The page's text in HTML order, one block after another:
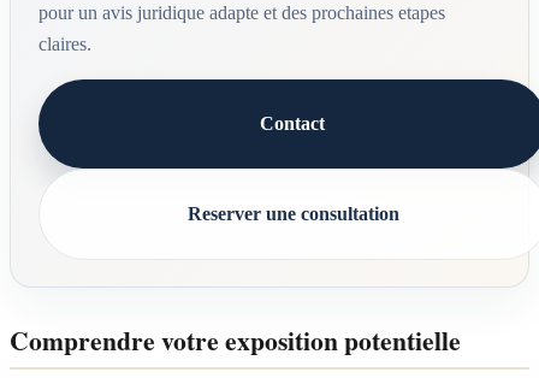
pour un avis juridique adapte et des prochaines etapes
claires.
Contact
Reserver une consultation
Comprendre votre exposition potentielle